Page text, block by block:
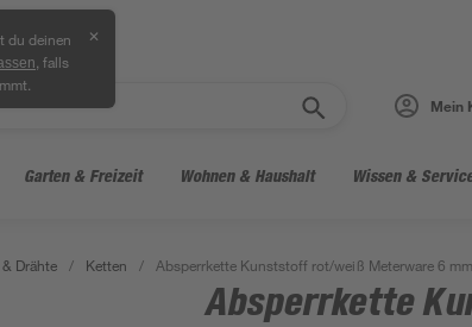
du deinen
, falls
✕
Mein
Garten & Freizeit Wohnen & Haushalt Wissen &
Drähte / Ketten / Absperrkette Kunststoff rot/weiß Meterware 6 mm
Absperrkette